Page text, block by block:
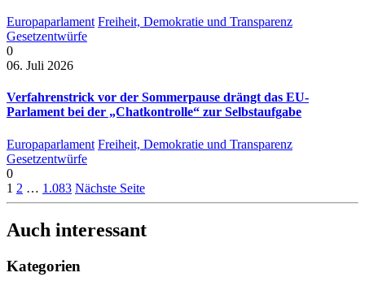
Europaparlament Freiheit, Demokratie und Transparenz
Gesetzentwürfe
0
06. Juli 2026
Verfahrenstrick vor der Sommerpause drängt das EU-
Parlament bei der „Chatkontrolle“ zur Selbstaufgabe
Europaparlament Freiheit, Demokratie und Transparenz
Gesetzentwürfe
0
1 2 … 1.083 Nächste Seite
Auch interessant
Kategorien